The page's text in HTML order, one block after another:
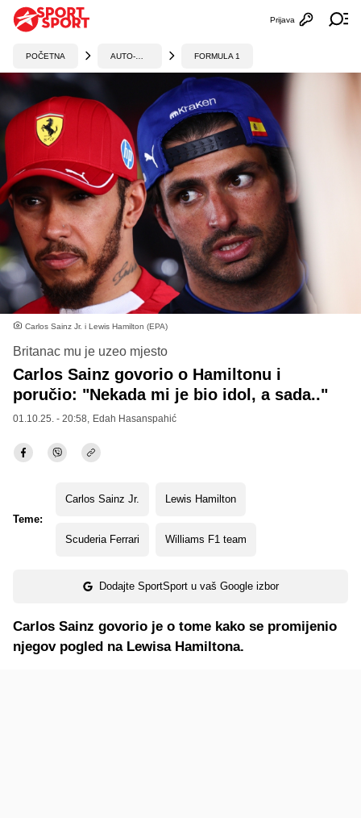
Otvori
Prijava
POČETNA FORMULA 1
Carlos Sainz Jr. i Lewis Hamilton (EPA)
Britanac mu je uzeo mjesto
Carlos Sainz govorio o Hamiltonu i
poručio: "Nekada mi je bio idol, a sada.."
01.10.25. - 20:58, Edah Hasanspahić
Teme:
Carlos Sainz Jr. Lewis Hamilton
Scuderia Ferrari Williams F1 team
Dodajte SportSport u vaš Google izbor
Carlos Sainz govorio je o tome kako se promijenio
njegov pogled na Lewisa Hamiltona.